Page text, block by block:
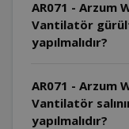
AR071 - Arzum Wındream Power Ayaklı
Vantilatör
yapılmalıdır?
AR071 - Arzum Wındream Power Ayaklı
Vantilatör
yapılmalıdır?